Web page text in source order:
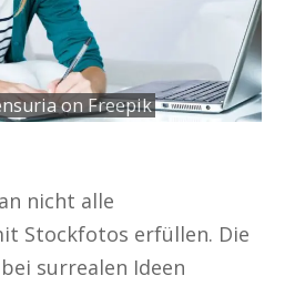
on Freepik
nicht alle
Stockfotos erfüllen. Die
surrealen Ideen